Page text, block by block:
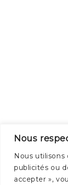
Nous
Nous
publicités ou
accepter »,